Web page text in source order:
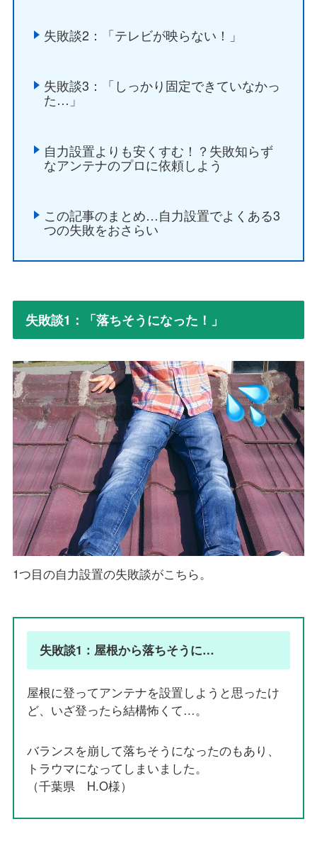
失敗談2：「テレビが映らない！」
失敗談3：「しっかり固定できていなかっ
た…」
自力設置よりも安くすむ！？失敗知らず
なアンテナのプロに依頼しよう
この記事のまとめ…自力設置でよくある3
つの失敗をおさらい
失敗談1：「落ちそうになった！」
1つ目の自力設置の失敗談がこちら。
失敗談1：屋根から落ちそうに…
屋根に登ってアンテナを設置しようと思ったけ
ど、いざ登ったら結構怖くて…。
バランスを崩して落ちそうになったのもあり、
トラウマになってしまいました。
（千葉県 H.O様）